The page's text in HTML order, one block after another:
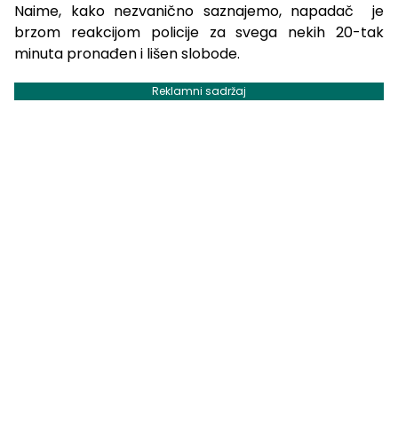
Naime, kako nezvanično saznajemo, napadač je
brzom reakcijom policije za svega nekih 20-tak
minuta pronađen i lišen slobode.
Reklamni sadržaj